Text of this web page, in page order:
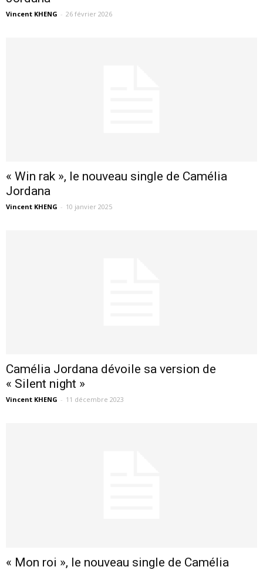
Vincent KHENG - 26 février 2026
« Win rak », le nouveau single de Camélia
Jordana
Vincent KHENG - 10 janvier 2025
Camélia Jordana dévoile sa version de
« Silent night »
Vincent KHENG - 11 décembre 2023
« Mon roi », le nouveau single de Camélia